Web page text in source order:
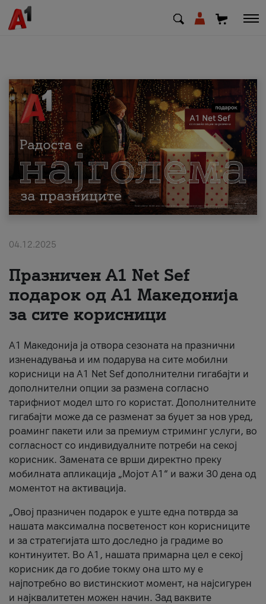
МК EN SQ
Приватни Деловни
Поддршка
Надополни кредит
За нас
#ПодобарОнлајн
04.12.2025
Празничен A1 Net Sеf
подарок од А1 Македонија
за сите корисници
А1 Македонија ја отвора сезоната на празнични
изненадувања и им подарува на сите мобилни
корисници на A1 Net Sef дополнителни гигабајти и
дополнителни опции за размена согласно
тарифниот модел што го користат. Дополнителните
гигабајти може да се разменат за буџет за нов уред,
роаминг пакети или за премиум стриминг услуги, во
согласност со индивидуалните потреби на секој
корисник. Замената се врши директно преку
мобилната апликација „Мојот А1“ и важи 30 дена од
моментот на активација.
„Овој празничен подарок е уште една потврда за
нашата максимална посветеност кон корисниците
и за стратегијата што доследно ја градиме во
континуитет. Во А1, нашата примарна цел е секој
корисник да го добие токму она што му е
најпотребно во вистинскиот момент, на најсигурен
и најквалитетен можен начин. Зад ваквите